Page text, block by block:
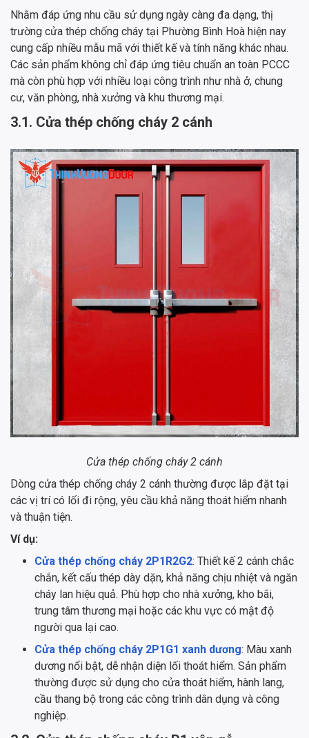
Nhằm đáp ứng nhu cầu sử dụng ngày càng đa dạng, thị
trường cửa thép chống cháy tại Phường Bình Hoà hiện nay
cung cấp nhiều mẫu mã với thiết kế và tính năng khác nhau.
Các sản phẩm không chỉ đáp ứng tiêu chuẩn an toàn PCCC
mà còn phù hợp với nhiều loại công trình như nhà ở, chung
cư, văn phòng, nhà xưởng và khu thương mại.
3.1. Cửa thép chống cháy 2 cánh
Cửa thép chống cháy 2 cánh
Dòng cửa thép chống cháy 2 cánh thường được lắp đặt tại
các vị trí có lối đi rộng, yêu cầu khả năng thoát hiểm nhanh
và thuận tiện.
Ví dụ:
Cửa thép chống cháy 2P1R2G2: Thiết kế 2 cánh chắc
chắn, kết cấu thép dày dặn, khả năng chịu nhiệt và ngăn
cháy lan hiệu quả. Phù hợp cho nhà xưởng, kho bãi,
trung tâm thương mại hoặc các khu vực có mật độ
người qua lại cao.
Cửa thép chống cháy 2P1G1 xanh dương: Màu xanh
dương nổi bật, dễ nhận diện lối thoát hiểm. Sản phẩm
thường được sử dụng cho cửa thoát hiểm, hành lang,
cầu thang bộ trong các công trình dân dụng và công
nghiệp.